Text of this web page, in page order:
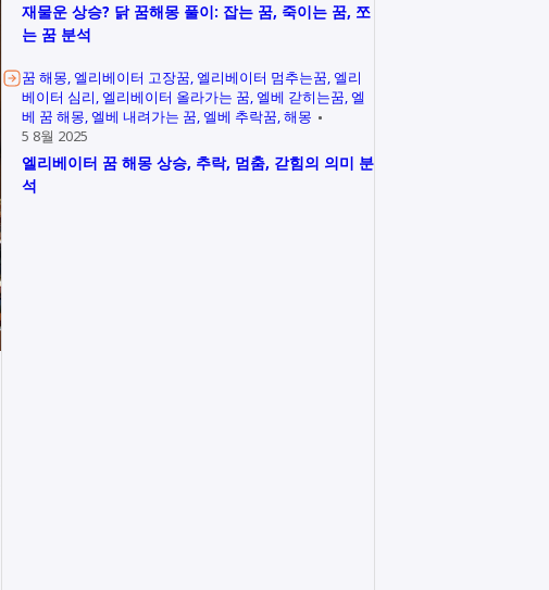
재물운 상승? 닭 꿈해몽 풀이: 잡는 꿈, 죽이는 꿈, 쪼
는 꿈 분석
꿈 해몽 엘리베이터 고장꿈 엘리베이터 멈추는꿈 엘리
베이터 심리 엘리베이터 올라가는 꿈 엘베 갇히는꿈 엘
베 꿈 해몽 엘베 내려가는 꿈 엘베 추락꿈 해몽
5 8월 2025
엘리베이터 꿈 해몽 상승, 추락, 멈춤, 갇힘의 의미 분
석